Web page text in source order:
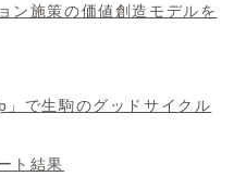
ン施策の価値創造モデルを
で生駒のグッドサイクル
ト結果